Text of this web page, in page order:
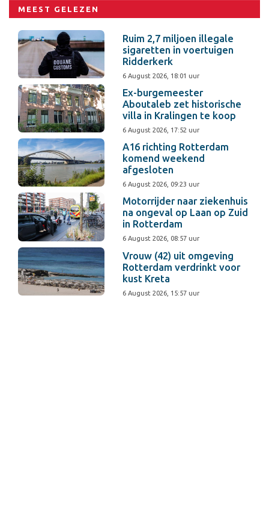
MEEST GELEZEN
Ruim 2,7 miljoen illegale
sigaretten in voertuigen
Ridderkerk
6 August 2026, 18:01 uur
Ex-burgemeester
Aboutaleb zet historische
villa in Kralingen te koop
6 August 2026, 17:52 uur
A16 richting Rotterdam
komend weekend
afgesloten
6 August 2026, 09:23 uur
Motorrijder naar ziekenhuis
na ongeval op Laan op Zuid
in Rotterdam
6 August 2026, 08:57 uur
Vrouw (42) uit omgeving
Rotterdam verdrinkt voor
kust Kreta
6 August 2026, 15:57 uur